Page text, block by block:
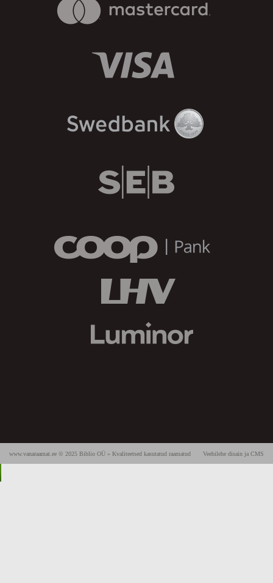
Veebilehe disain ja CMS
www.vanaraamat.ee © 2025 Biblio OÜ » Kvaliteetsed kasutatud raamatud